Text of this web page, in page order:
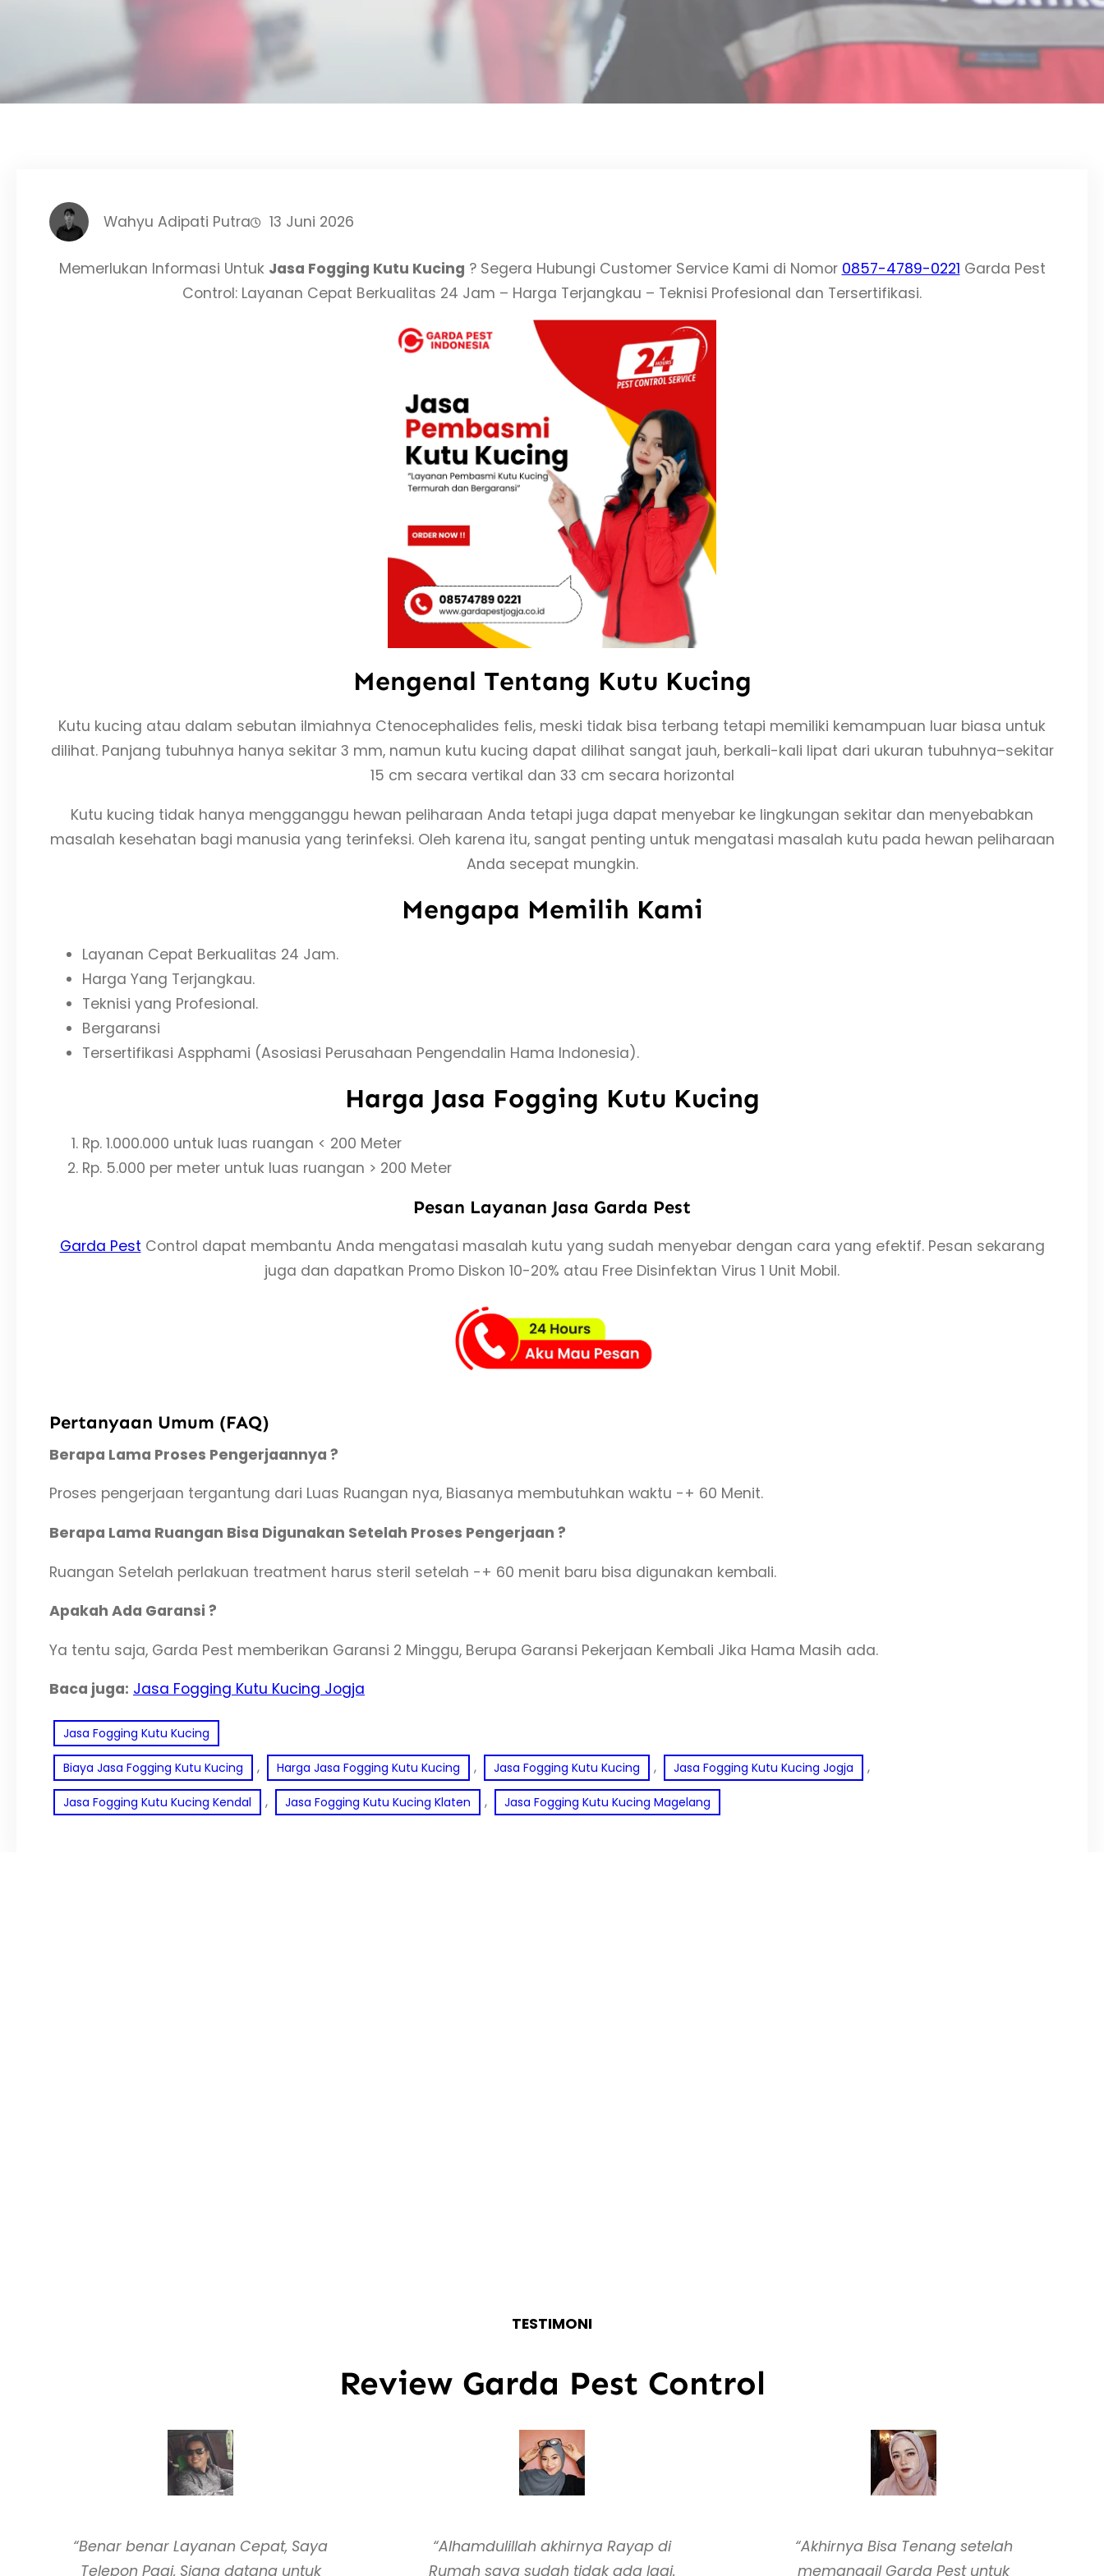
Wahyu Adipati Putra 13 Juni 2026
Memerlukan Informasi Untuk Jasa Fogging Kutu Kucing ? Segera Hubungi Customer Service Kami di Nomor 0857-4789-0221 Garda Pest
Control: Layanan Cepat Berkualitas 24 Jam – Harga Terjangkau – Teknisi Profesional dan Tersertifikasi.
Mengenal Tentang Kutu Kucing
Kutu kucing atau dalam sebutan ilmiahnya Ctenocephalides felis, meski tidak bisa terbang tetapi memiliki kemampuan luar biasa untuk
dilihat. Panjang tubuhnya hanya sekitar 3 mm, namun kutu kucing dapat dilihat sangat jauh, berkali-kali lipat dari ukuran tubuhnya–sekitar
15 cm secara vertikal dan 33 cm secara horizontal
Kutu kucing tidak hanya mengganggu hewan peliharaan Anda tetapi juga dapat menyebar ke lingkungan sekitar dan menyebabkan
masalah kesehatan bagi manusia yang terinfeksi. Oleh karena itu, sangat penting untuk mengatasi masalah kutu pada hewan peliharaan
Anda secepat mungkin.
Mengapa Memilih Kami
Layanan Cepat Berkualitas 24 Jam.
Harga Yang Terjangkau.
Teknisi yang Profesional.
Bergaransi
Tersertifikasi Aspphami (Asosiasi Perusahaan Pengendalin Hama Indonesia).
Harga Jasa Fogging Kutu Kucing
Rp. 1.000.000 untuk luas ruangan < 200 Meter
Rp. 5.000 per meter untuk luas ruangan > 200 Meter
Pesan Layanan Jasa Garda Pest
Garda Pest Control dapat membantu Anda mengatasi masalah kutu yang sudah menyebar dengan cara yang efektif. Pesan sekarang
juga dan dapatkan Promo Diskon 10-20% atau Free Disinfektan Virus 1 Unit Mobil.
Pertanyaan Umum (FAQ)
Berapa Lama Proses Pengerjaannya ?
Proses pengerjaan tergantung dari Luas Ruangan nya, Biasanya membutuhkan waktu -+ 60 Menit.
Berapa Lama Ruangan Bisa Digunakan Setelah Proses Pengerjaan ?
Ruangan Setelah perlakuan treatment harus steril setelah -+ 60 menit baru bisa digunakan kembali.
Apakah Ada Garansi ?
Ya tentu saja, Garda Pest memberikan Garansi 2 Minggu, Berupa Garansi Pekerjaan Kembali Jika Hama Masih ada.
Baca juga: Jasa Fogging Kutu Kucing Jogja
Jasa Fogging Kutu Kucing
Biaya Jasa Fogging Kutu Kucing , Harga Jasa Fogging Kutu Kucing , Jasa Fogging Kutu Kucing , Jasa Fogging Kutu Kucing Jogja ,
Jasa Fogging Kutu Kucing Kendal , Jasa Fogging Kutu Kucing Klaten , Jasa Fogging Kutu Kucing Magelang
TESTIMONI
Review Garda Pest Control
“Benar benar Layanan Cepat, Saya
Telepon Pagi, Siang datang untuk
“Alhamdulillah akhirnya Rayap di
Rumah saya sudah tidak ada lagi.
“Akhirnya Bisa Tenang setelah
memanggil Garda Pest untuk